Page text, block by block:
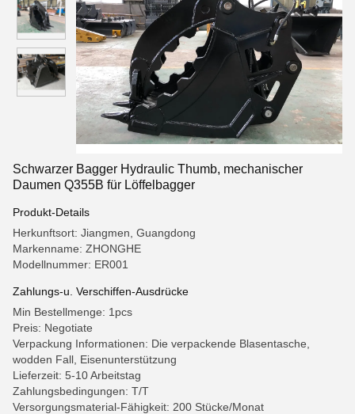
Schwarzer Bagger Hydraulic Thumb, mechanischer
Daumen Q355B für Löffelbagger
Produkt-Details
Herkunftsort: Jiangmen, Guangdong
Markenname: ZHONGHE
Modellnummer: ER001
Zahlungs-u. Verschiffen-Ausdrücke
Min Bestellmenge: 1pcs
Preis: Negotiate
Verpackung Informationen: Die verpackende Blasentasche,
wodden Fall, Eisenunterstützung
Lieferzeit: 5-10 Arbeitstag
Zahlungsbedingungen: T/T
Versorgungsmaterial-Fähigkeit: 200 Stücke/Monat